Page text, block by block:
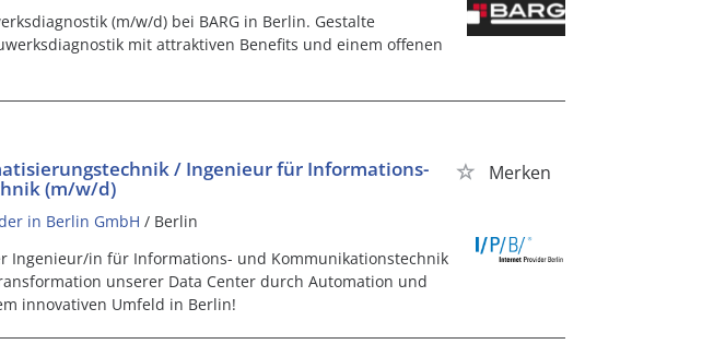
(m/w/d) bei BARG in Berlin. Gestalte
mit attraktiven Benefits und einem offenen
/ Ingenieur für Informations-
(m/w/d)
Merken
in Berlin GmbH / Berlin
Ingenieur/in für Informations- und Kommunikationstechnik
unserer Data Center durch Automation und
innovativen Umfeld in Berlin!